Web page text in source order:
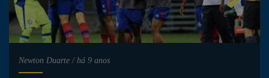
Newton Duarte / há 9 anos